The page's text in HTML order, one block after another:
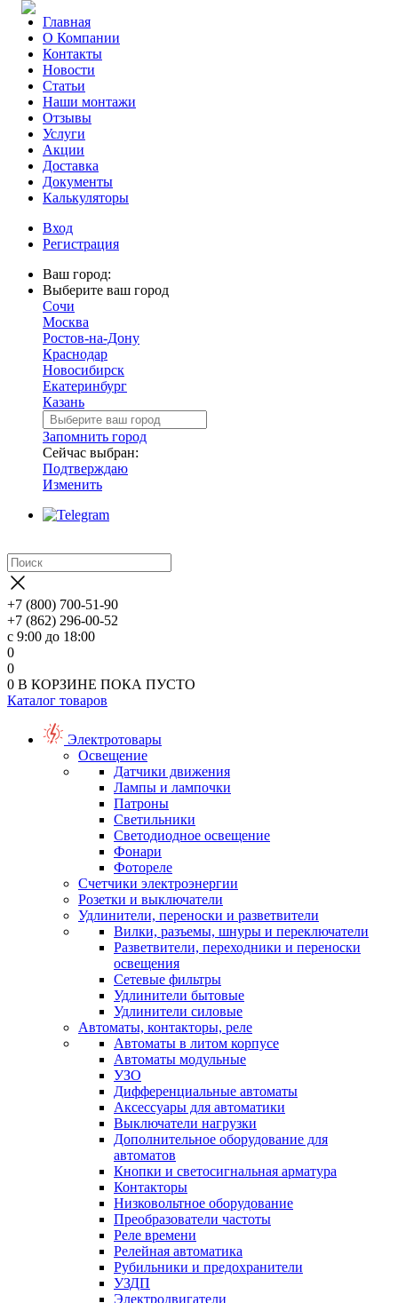
Главная
О Компании
Контакты
Новости
Статьи
Наши монтажи
Отзывы
Услуги
Акции
Доставка
Документы
Калькуляторы
Вход
Регистрация
Ваш город:
Выберите ваш город
Сочи
Москва
Ростов-на-Дону
Краснодар
Новосибирск
Екатеринбург
Казань
Запомнить город
Сейчас выбран:
Подтверждаю
Изменить
+7 (800) 700-51-90
+7 (862) 296-00-52
с 9:00 до 18:00
0
0
0 В КОРЗИНЕ ПОКА ПУСТО
Каталог товаров
Электротовары
Освещение
Датчики движения
Лампы и лампочки
Патроны
Светильники
Светодиодное освещение
Фонари
Фотореле
Счетчики электроэнергии
Розетки и выключатели
Удлинители, переноски и разветвители
Вилки, разъемы, шнуры и переключатели
Разветвители, переходники и переноски
освещения
Сетевые фильтры
Удлинители бытовые
Удлинители силовые
Автоматы, контакторы, реле
Автоматы в литом корпусе
Автоматы модульные
УЗО
Дифференциальные автоматы
Аксессуары для автоматики
Выключатели нагрузки
Дополнительное оборудование для
автоматов
Кнопки и светосигнальная арматура
Контакторы
Низковольтное оборудование
Преобразователи частоты
Реле времени
Релейная автоматика
Рубильники и предохранители
УЗДП
Электродвигатели